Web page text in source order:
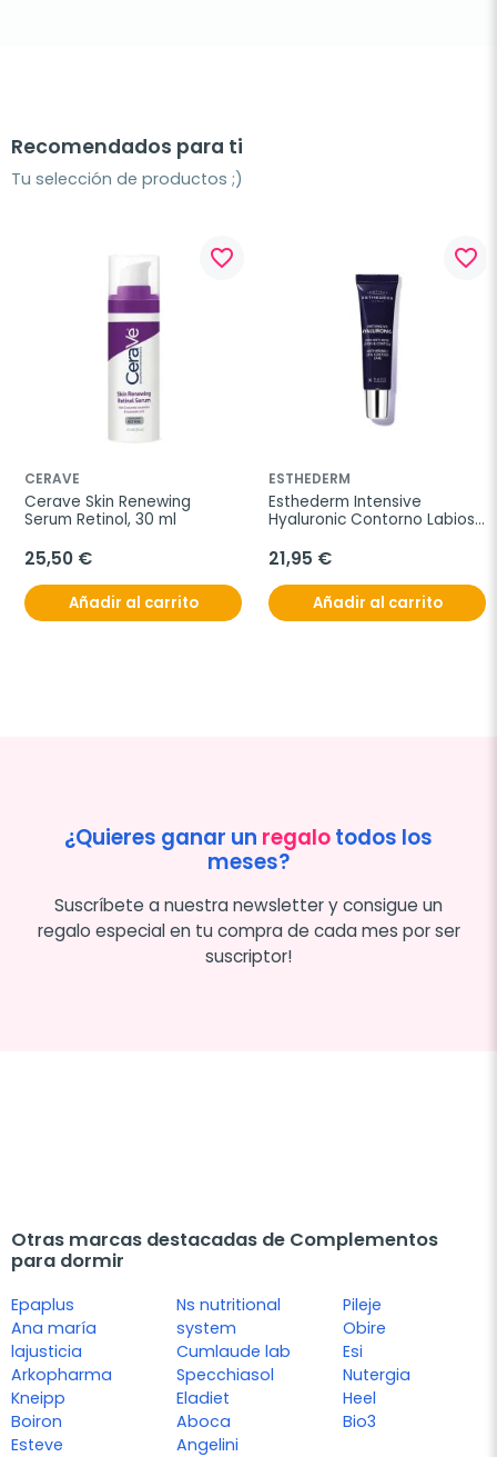
Recomendados para ti
Tu selección de productos ;)
favorite_border
CERAVE
Cerave Skin Renewing
Serum Retinol, 30 ml
25,50 €
Añadir al carrito
favorite_border
ESTHEDERM
Esthederm Intensive
Hyaluronic Contorno Labios,
21,95 €
Añadir al carrito
¿Quieres ganar un regalotodos los
meses?
Suscríbete a nuestra newsletter y consigue un
regalo especial en tu compra de cada mes por ser
suscriptor!
Otras marcas destacadas de Complementos
para dormir
Epaplus
Ana maría
lajusticia
Arkopharma
Kneipp
Boiron
Esteve
Ns nutritional
system
Cumlaude lab
Specchiasol
Eladiet
Aboca
Angelini
Pileje
Obire
Esi
Nutergia
Heel
Bio3